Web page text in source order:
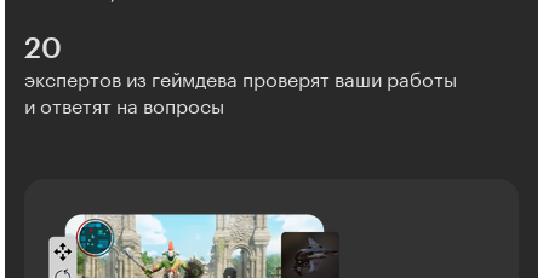
20
экспертов из геймдева проверят ваши работы
и ответят на вопросы